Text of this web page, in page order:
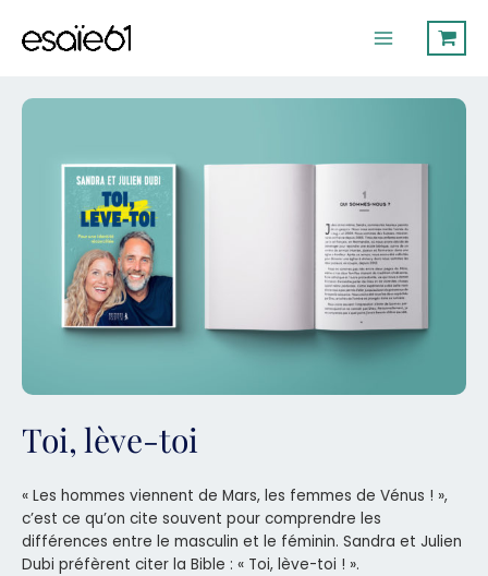
contenu
Menu
Toi, lève-toi
« Les hommes viennent de Mars, les femmes de Vénus ! »,
c’est ce qu’on cite souvent pour comprendre les
différences entre le masculin et le féminin. Sandra et Julien
Dubi préfèrent citer la Bible : « Toi, lève-toi ! ».